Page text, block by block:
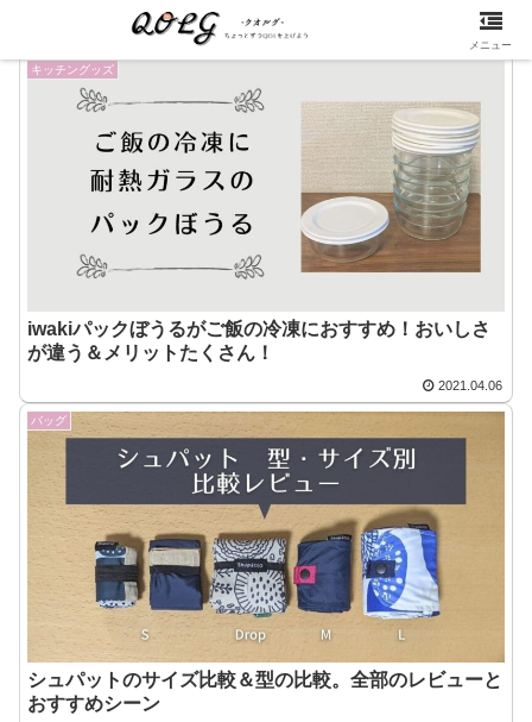
キッチングッズ
iwakiパックぼうるがご飯の冷凍におすすめ！おいしさ
が違う＆メリットたくさん！
2021.04.06
バッグ
シュパットのサイズ比較＆型の比較。全部のレビューと
おすすめシーン
メニュー